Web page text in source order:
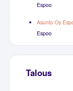
Espoo
Asunto Oy
Espoo
Talous